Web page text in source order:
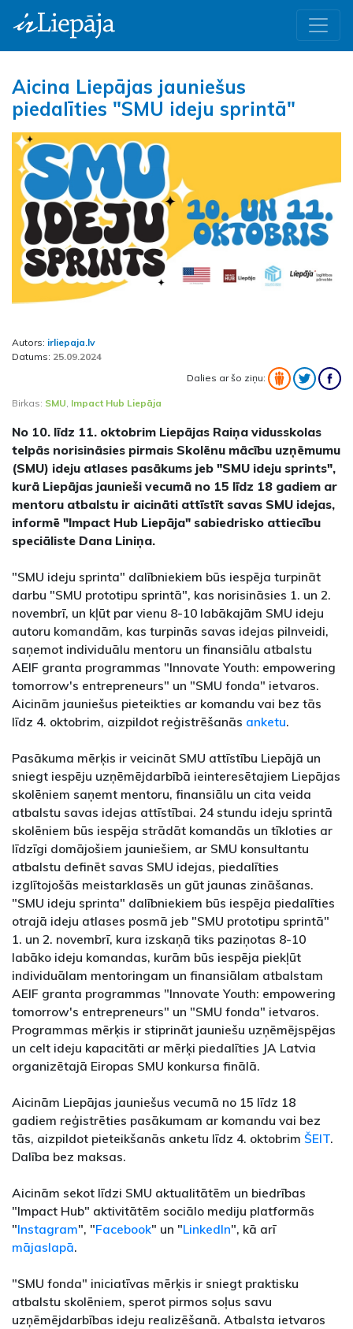
Aicina Liepājas jauniešus
piedalīties "SMU ideju sprintā"
Autors: irliepaja.lv
Datums: 25.09.2024
Dalies ar šo ziņu:
Birkas: SMU, Impact Hub Liepāja
No 10. līdz 11. oktobrim Liepājas Raiņa vidusskolas
telpās norisināsies pirmais Skolēnu mācību uzņēmumu
(SMU) ideju atlases pasākums jeb "SMU ideju sprints",
kurā Liepājas jaunieši vecumā no 15 līdz 18 gadiem ar
mentoru atbalstu ir aicināti attīstīt savas SMU idejas,
informē "Impact Hub Liepāja" sabiedrisko attiecību
speciāliste Dana Liniņa.
"SMU ideju sprinta" dalībniekiem būs iespēja turpināt
darbu "SMU prototipu sprintā", kas norisināsies 1. un 2.
novembrī, un kļūt par vienu 8-10 labākajām SMU ideju
autoru komandām, kas turpinās savas idejas pilnveidi,
saņemot individuālu mentoru un finansiālu atbalstu
AEIF granta programmas "Innovate Youth: empowering
tomorrow's entrepreneurs" un "SMU fonda" ietvaros.
Aicinām jauniešus pieteikties ar komandu vai bez tās
līdz 4. oktobrim, aizpildot reģistrēšanās anketu.
Pasākuma mērķis ir veicināt SMU attīstību Liepājā un
sniegt iespēju uzņēmējdarbībā ieinteresētajiem Liepājas
skolēniem saņemt mentoru, finansiālu un cita veida
atbalstu savas idejas attīstībai. 24 stundu ideju sprintā
skolēniem būs iespēja strādāt komandās un tīkloties ar
līdzīgi domājošiem jauniešiem, ar SMU konsultantu
atbalstu definēt savas SMU idejas, piedalīties
izglītojošās meistarklasēs un gūt jaunas zināšanas.
"SMU ideju sprinta" dalībniekiem būs iespēja piedalīties
otrajā ideju atlases posmā jeb "SMU prototipu sprintā"
1. un 2. novembrī, kura izskaņā tiks paziņotas 8-10
labāko ideju komandas, kurām būs iespēja piekļūt
individuālam mentoringam un finansiālam atbalstam
AEIF granta programmas "Innovate Youth: empowering
tomorrow's entrepreneurs" un "SMU fonda" ietvaros.
Programmas mērķis ir stiprināt jauniešu uzņēmējspējas
un celt ideju kapacitāti ar mērķi piedalīties JA Latvia
organizētajā Eiropas SMU konkursa finālā.
Aicinām Liepājas jauniešus vecumā no 15 līdz 18
gadiem reģistrēties pasākumam ar komandu vai bez
tās, aizpildot pieteikšanās anketu līdz 4. oktobrim ŠEIT.
Dalība bez maksas.
Aicinām sekot līdzi SMU aktualitātēm un biedrības
"Impact Hub" aktivitātēm sociālo mediju platformās
"Instagram", "Facebook" un "LinkedIn", kā arī
mājaslapā.
"SMU fonda" iniciatīvas mērķis ir sniegt praktisku
atbalstu skolēniem, sperot pirmos soļus savu
uzņēmējdarbības ideju realizēšanā. Atbalsta ietvaros